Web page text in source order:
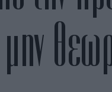
μην